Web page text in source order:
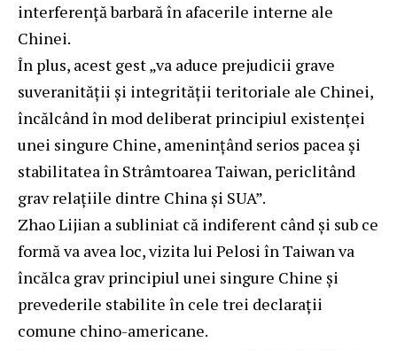
interferență barbară în afacerile interne ale
Chinei.
În plus, acest gest „va aduce prejudicii grave
suveranității și integrității teritoriale ale Chinei,
încălcând în mod deliberat principiul existenței
unei singure Chine, amenințând serios pacea și
stabilitatea în Strâmtoarea Taiwan, periclitând
grav relațiile dintre China și SUA”.
Zhao Lijian a subliniat că indiferent când și sub ce
formă va avea loc, vizita lui Pelosi în Taiwan va
încălca grav principiul unei singure Chine și
prevederile stabilite în cele trei declarații
comune chino-americane.